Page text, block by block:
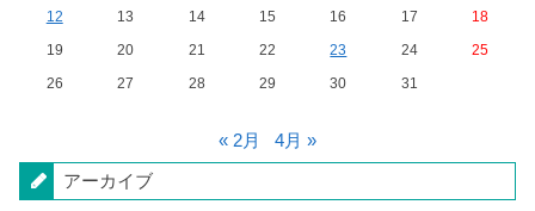
12
13 14 15 16 17
18
19
20 21 22 23 24
25
26
27 28 29 30 31
« 2月 4月 »
アーカイブ